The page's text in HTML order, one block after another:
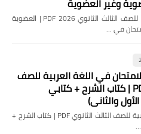
📘 تحميل كتاب الامتحان في الكيمياء للصف الثالث الثانوي 2026 PDF | العضوية
في …
في اللغة العربية للصف
الثالث الثانوي PDF | كتاب الشرح + كتابي
والثاني)
📘 تحميل كتاب الامتحان في اللغة العربية للصف الثالث الثانوي PDF | كتاب الشرح +